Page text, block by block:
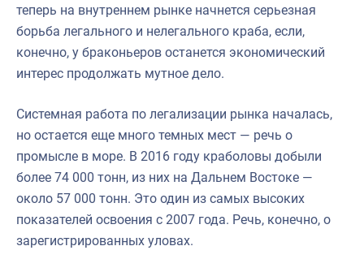
теперь на внутреннем рынке начнется серьезная
борьба легального и нелегального краба, если,
конечно, у браконьеров останется экономический
интерес продолжать мутное дело.
Системная работа по легализации рынка началась,
но остается еще много темных мест — речь о
промысле в море. В 2016 году краболовы добыли
более 74 000 тонн, из них на Дальнем Востоке —
около 57 000 тонн. Это один из самых высоких
показателей освоения с 2007 года. Речь, конечно, о
зарегистрированных уловах.